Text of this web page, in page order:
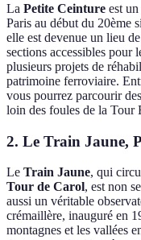
La Petite Ceinture est
Paris au début du 20ème
elle est devenue un lieu
sections accessibles pour
plusieurs projets de
patrimoine ferroviaire.
vous pourrez parcourir
loin des foules de la Tour
2. Le Train Jaune,
Le Train Jaune, qui
Tour de Carol, est non
aussi un véritable
crémaillère, inauguré en
montagnes et les vallées